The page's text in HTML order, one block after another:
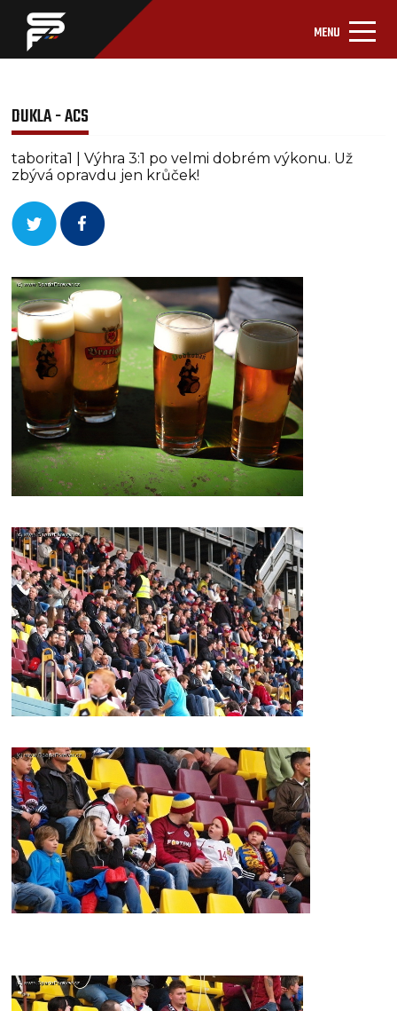
MENU
DUKLA - ACS
taborita1 | Výhra 3:1 po velmi dobrém výkonu. Už
zbývá opravdu jen krůček!